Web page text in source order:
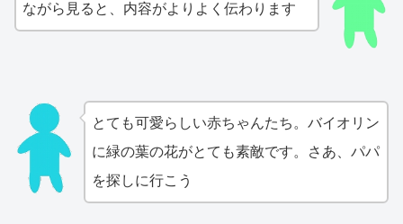
ながら見ると、内容がよりよく伝わります
とても可愛らしい赤ちゃんたち。バイオリン
に緑の葉の花がとても素敵です。さあ、パパ
を探しに行こう